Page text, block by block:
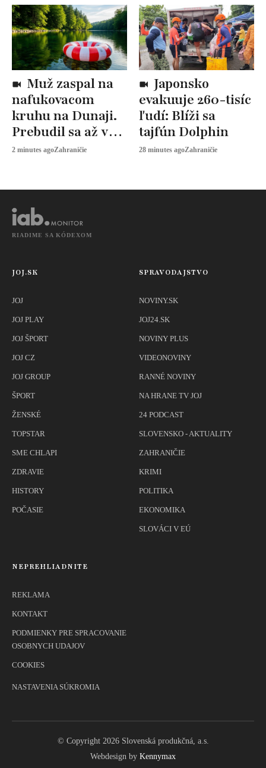
nafukovacom
kruhu na Dunaji.
Prebudil sa až v
Rumunsku
2 minutes agoZahraničie
evakuuje 260-tisíc
ľudí: Blíži sa
tajfún Dolphin
28 minutes agoZahraničie
RIADIME SA KÓDEXOM
JOJ.SK
JOJ
JOJ PLAY
JOJ ŠPORT
JOJ CZ
JOJ GROUP
ŠPORT
ŽENSKÉ
TOPSTAR
SME CHLAPI
ZDRAVIE
HISTORY
POČASIE
SPRAVODAJSTVO
NOVINY.SK
JOJ24.SK
NOVINY PLUS
VIDEONOVINY
RANNÉ NOVINY
NA HRANE TV JOJ
24 PODCAST
SLOVENSKO - AKTUALITY
ZAHRANIČIE
KRIMI
POLITIKA
EKONOMIKA
SLOVÁCI V EÚ
NEPREHLIADNITE
REKLAMA
KONTAKT
PODMIENKY PRE SPRACOVANIE
OSOBNYCH UDAJOV
COOKIES
NASTAVENIA SÚKROMIA
© Copyright 2026 Slovenská produkčná, a.s.
Webdesign by Kennymax